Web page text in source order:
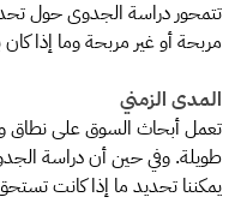
تتمحور دراسة الجدوى حول
مربحة أو غير مربحة وما إذا
المدى الزمني
تعمل أبحاث السوق على نطاق
طويلة. وفي حين أن دراسة
يمكننا تحديد ما إذا كانت